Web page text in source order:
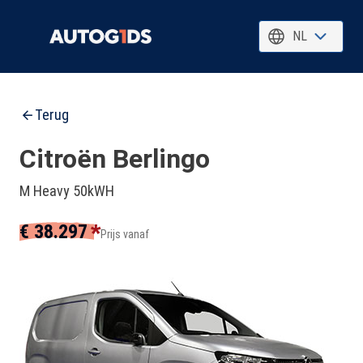
NL
Terug
Citroën Berlingo
M Heavy 50kWH
€ 38.297*Prijs vanaf